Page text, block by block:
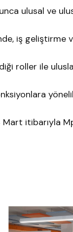
ulusal ve
iş geliştirme
roller ile
itibarıyla